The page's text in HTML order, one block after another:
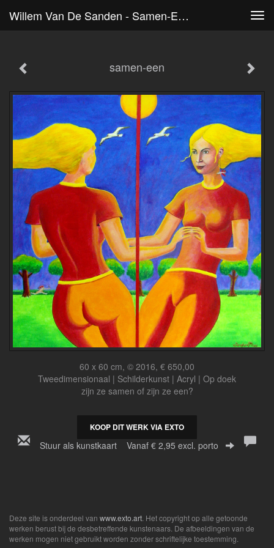
Willem Van De Sanden - Samen-Een
samen-een
60 x 60 cm, © 2016, € 650,00
Tweedimensionaal | Schilderkunst | Acryl | Op doek
zijn ze samen of zijn ze een?
KOOP DIT WERK VIA EXTO
Stuur als kunstkaart Vanaf € 2,95 excl. porto
Deze site is onderdeel van www.exto.art . Het copyright op alle getoonde
werken berust bij de desbetreffende kunstenaars. De afbeeldingen van de
werken mogen niet gebruikt worden zonder schriftelijke toestemming.